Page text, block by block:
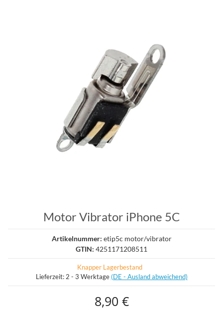
Motor Vibrator iPhone 5C
Artikelnummer: etip5c motor/vibrator
GTIN: 4251171208511
Knapper Lagerbestand
Lieferzeit: 2 - 3 Werktage (DE - Ausland abweichend)
8,90 €